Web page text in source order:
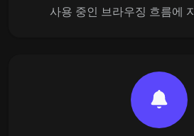
사용 중인 브라우징 흐름에